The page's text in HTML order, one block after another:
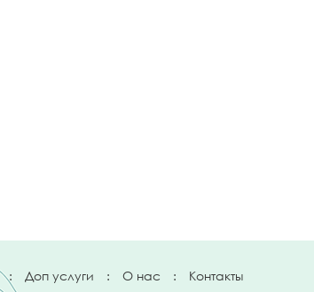
: Доп услуги : О нас :
Контакты